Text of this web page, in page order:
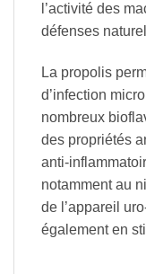
l’activité des
défenses
La propolis
d’infection
nombreux
des propriétés
anti-
notamment au
de l’appareil
également en